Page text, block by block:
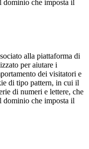
dominio che imposta il
alla piattaforma di
per aiutare i
dei visitatori e
di tipo pattern, in cui il
di numeri e lettere, che
dominio che imposta il